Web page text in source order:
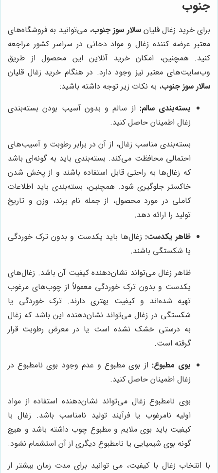
جنوب
برای خرید زغال قلیانسالار سوز جنوب، می‌توانید به فروشگاه‌های
معتبر عرضه کننده زغال و مواد دخانی در سراسر کشور مراجعه
کنید. همچنین، امکان خرید آنلاین این محصول از طریق
وب‌سایت‌های معتبر نیز وجود دارد. در هنگام خرید زغال قلیان
سالار سوز جنوب، به نکات زیر توجه داشته باشید:
بسته‌بندی سالم: از سالم و بدون آسیب بودن بسته‌بندی
زغال اطمینان حاصل کنید.
بسته‌بندی مناسب زغال، از آن در برابر رطوبت و آسیب‌های
احتمالی محافظت می‌کند. بسته‌بندی باید به گونه‌ای باشد
که زغال‌ها به راحتی قابل استفاده باشند و از پخش شدن
خاکستر جلوگیری شود. همچنین، بسته‌بندی باید اطلاعات
کاملی در مورد محصول، از جمله نام برند، وزن و تاریخ
تولید را ارائه دهد.
ظاهر یکدست: زغال‌ها باید یکدست و بدون ترک خوردگی
یا شکستگی باشند.
ظاهر زغال می‌تواند نشان‌دهنده کیفیت آن باشد. زغال‌های
یکدست و بدون ترک خوردگی معمولاً از چوب‌های مرغوب
تهیه شده‌اند و کیفیت بهتری دارند. ترک خوردگی یا
شکستگی در زغال می‌تواند نشان‌دهنده این باشد که زغال
به درستی خشک نشده است یا در معرض رطوبت قرار
گرفته است.
بوی مطبوع: از بوی مطبوع و عدم وجود بوی نامطبوع در
زغال اطمینان حاصل کنید.
بوی نامطبوع زغال می‌تواند نشان‌دهنده استفاده از مواد
اولیه نامرغوب یا فرآیند تولید نامناسب باشد. زغال با
کیفیت باید بوی ملایم و مطبوع چوب داشته باشد و هیچ
گونه بوی شیمیایی یا نامطبوع دیگری از آن استشمام نشود.
با انتخاب زغال با کیفیت، می توانید برای مدت زمان بیشتر از